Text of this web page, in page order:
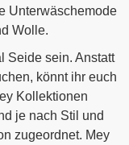
Unterwäschemode
Wolle.
Seide sein. Anstatt
könnt ihr euch
Kollektionen
je nach Stil und
zugeordnet. Mey